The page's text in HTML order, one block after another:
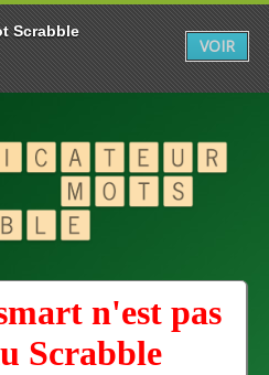
n'est pas
Scrabble
Scrabble
VOIR